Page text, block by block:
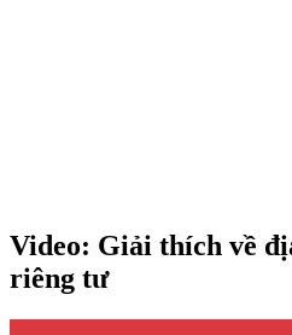
Video: Giải thích về
riêng tư